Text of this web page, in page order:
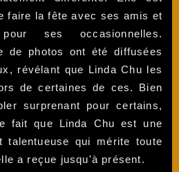
faire la fête avec ses amis et
ses occasionnelles.
de photos ont été diffusées
révélant que Linda Chu les
de certaines de ces. Bien
surprenant pour certains,
fait que Linda Chu est une
talentueuse qui mérite toute
a reçue jusqu'à présent.